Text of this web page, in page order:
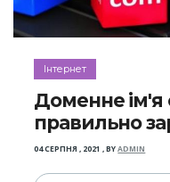
Інтернет
Доменне ім'я
правильно
04 СЕРПНЯ , 2021 ,BYADMIN